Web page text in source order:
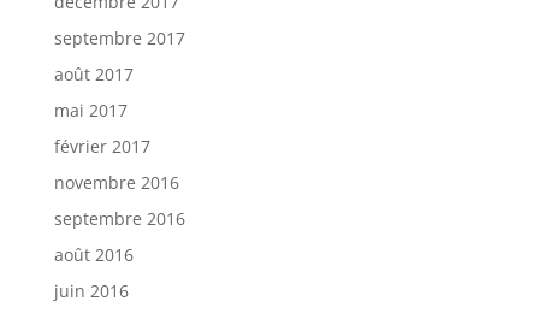
septembre 2017
août 2017
mai 2017
février 2017
novembre 2016
septembre 2016
août 2016
juin 2016